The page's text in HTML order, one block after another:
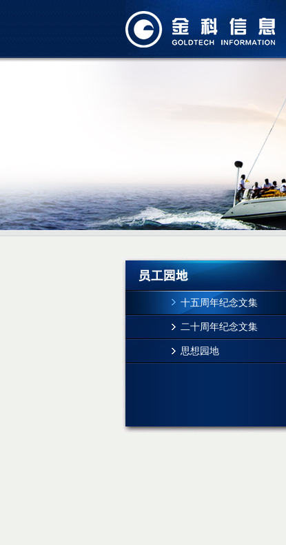
十五周年纪念文集
二十周年纪念文集
思想园地